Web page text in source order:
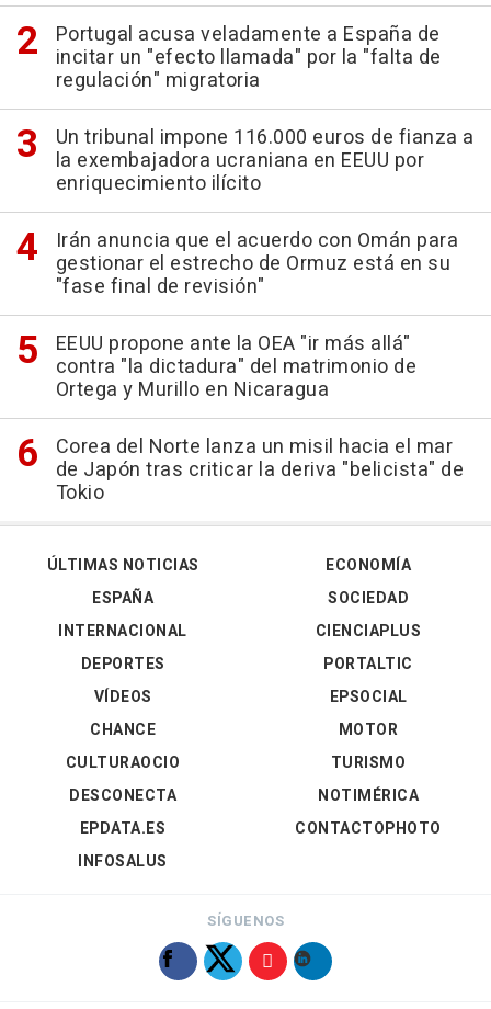
Portugal acusa veladamente a España de
incitar un "efecto llamada" por la "falta de
regulación" migratoria
Un tribunal impone 116.000 euros de fianza a
la exembajadora ucraniana en EEUU por
enriquecimiento ilícito
Irán anuncia que el acuerdo con Omán para
gestionar el estrecho de Ormuz está en su
"fase final de revisión"
EEUU propone ante la OEA "ir más allá"
contra "la dictadura" del matrimonio de
Ortega y Murillo en Nicaragua
Corea del Norte lanza un misil hacia el mar
de Japón tras criticar la deriva "belicista" de
Tokio
ÚLTIMAS NOTICIAS
ESPAÑA
INTERNACIONAL
DEPORTES
VÍDEOS
ECONOMÍA
SOCIEDAD
CIENCIAPLUS
PORTALTIC
EPSOCIAL
CHANCE
CULTURAOCIO
DESCONECTA
EPDATA.ES
INFOSALUS
MOTOR
TURISMO
NOTIMÉRICA
CONTACTOPHOTO
SÍGUENOS